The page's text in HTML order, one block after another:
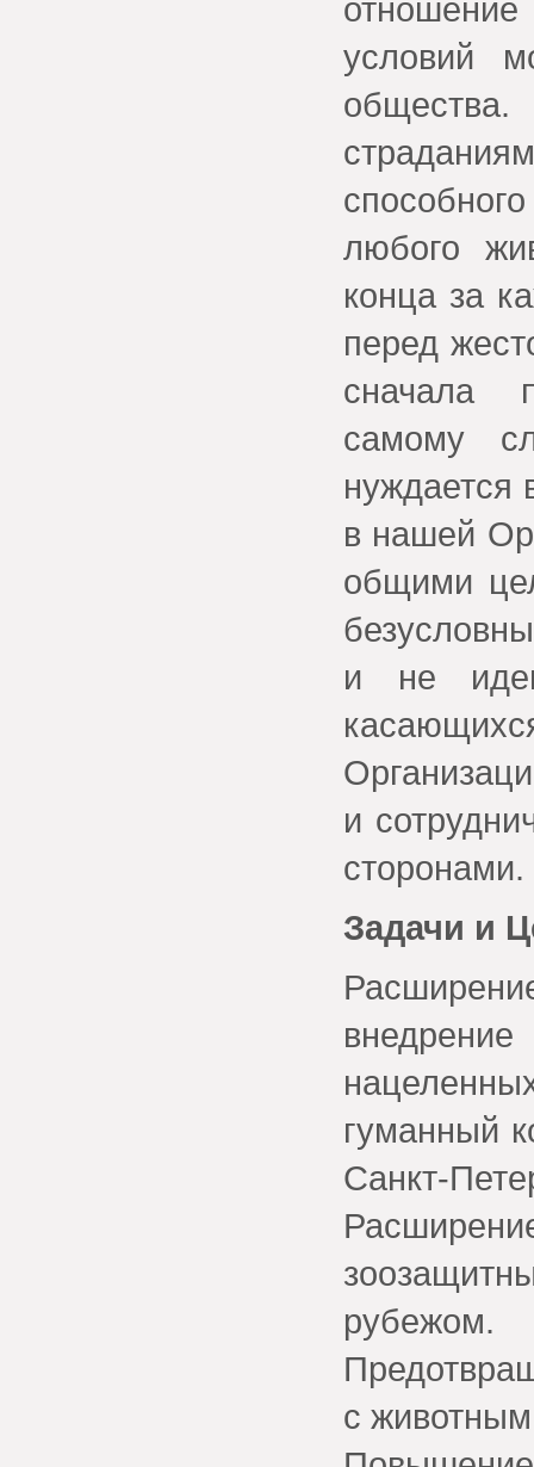
условий
любого
конца за
перед
сначала
самому
в нашей
общими
и не
и
сторонами.
Задачи и
гуманный
Санкт-
рубежом.
с